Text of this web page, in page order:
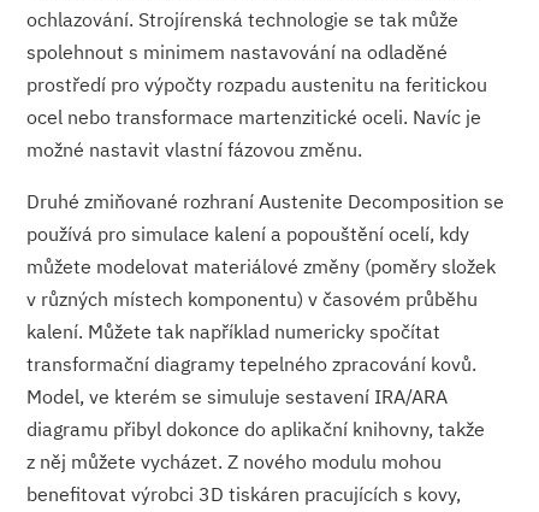
ochlazování. Strojírenská technologie se tak může
spolehnout s minimem nastavování na odladěné
prostředí pro výpočty rozpadu austenitu na feritickou
ocel nebo transformace martenzitické oceli. Navíc je
možné nastavit vlastní fázovou změnu.
Druhé zmiňované rozhraní Austenite Decomposition se
používá pro simulace kalení a popouštění ocelí, kdy
můžete modelovat materiálové změny (poměry složek
v různých místech komponentu) v časovém průběhu
kalení. Můžete tak například numericky spočítat
transformační diagramy tepelného zpracování kovů.
Model, ve kterém se simuluje sestavení IRA/ARA
diagramu přibyl dokonce do aplikační knihovny, takže
z něj můžete vycházet. Z nového modulu mohou
benefitovat výrobci 3D tiskáren pracujících s kovy,